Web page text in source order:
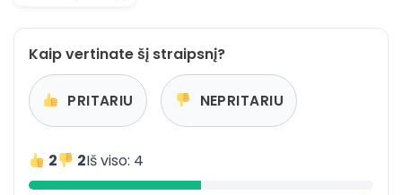
Kaip vertinate šį straipsnį?
PRITARIU NEPRITARIU
2 2Iš viso: 4